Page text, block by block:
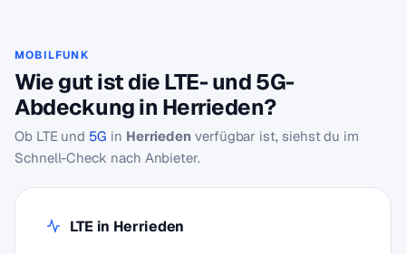
MOBILFUNK
Wie gut ist die LTE- und 5G-
Abdeckung in Herrieden?
Ob LTE und 5G in Herrieden verfügbar ist, siehst du im
Schnell-Check nach Anbieter.
LTE in Herrieden